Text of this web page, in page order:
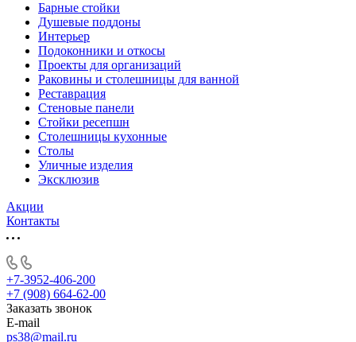
Барные стойки
Душевые поддоны
Интерьер
Подоконники и откосы
Проекты для организаций
Раковины и столешницы для ванной
Реставрация
Стеновые панели
Стойки ресепшн
Столешницы кухонные
Столы
Уличные изделия
Эксклюзив
Акции
Контакты
+7-3952-406-200
+7 (908) 664-62-00
Заказать звонок
E-mail
ps38@mail.ru